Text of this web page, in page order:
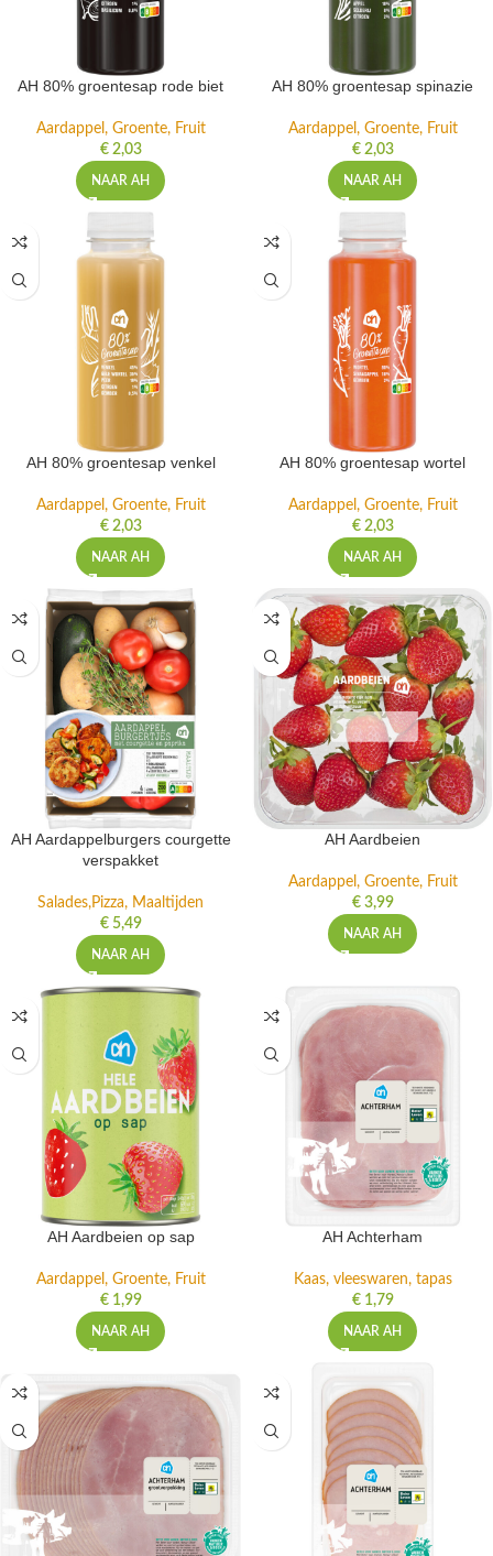
AH 80% groentesap rode biet
Aardappel, Groente, Fruit
€2,03
NAAR AH
AH 80% groentesap spinazie
Aardappel, Groente, Fruit
€2,03
NAAR AH
AH 80% groentesap venkel
Aardappel, Groente, Fruit
€2,03
NAAR AH
AH 80% groentesap wortel
Aardappel, Groente, Fruit
€2,03
NAAR AH
AH Aardappelburgers courgette
verspakket
Salades,Pizza, Maaltijden
€5,49
NAAR AH
AH Aardbeien
Aardappel, Groente, Fruit
€3,99
NAAR AH
AH Aardbeien op sap
Aardappel, Groente, Fruit
€1,99
NAAR AH
AH Achterham
Kaas, vleeswaren, tapas
€1,79
NAAR AH